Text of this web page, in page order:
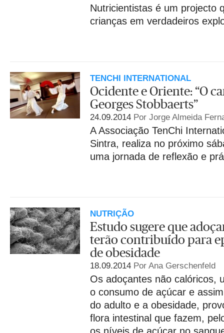
Nutricientistas é um projecto
crianças em verdadeiros
TENCHI INTERNATIONAL
Ocidente e Oriente: “O
Georges Stobbaerts”
24.09.2014 Por Jorge Almeida
A Associação TenChi
Sintra, realiza no próximo
uma jornada de reflexão e
NUTRIÇÃO
Estudo sugere que
terão contribuído para
de obesidade
18.09.2014 Por Ana Gerschenfeld
Os adoçantes não calóricos,
o consumo de açúcar e
do adulto e a obesidade,
flora intestinal que fazem,